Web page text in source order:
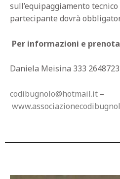
sull’equipaggiamento
partecipante dovrà
Per informazioni e
Daniela Meisina 333 2648723
codibugnolo@hotmail.it –